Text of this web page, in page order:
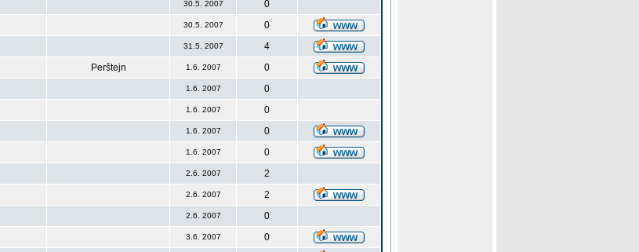
30.5. 2007
0
30.5. 2007
0
31.5. 2007
4
Perštejn 1.6. 2007
0
1.6. 2007
0
1.6. 2007
0
1.6. 2007
0
1.6. 2007
0
2.6. 2007
2
2.6. 2007
2
2.6. 2007
0
3.6. 2007
0